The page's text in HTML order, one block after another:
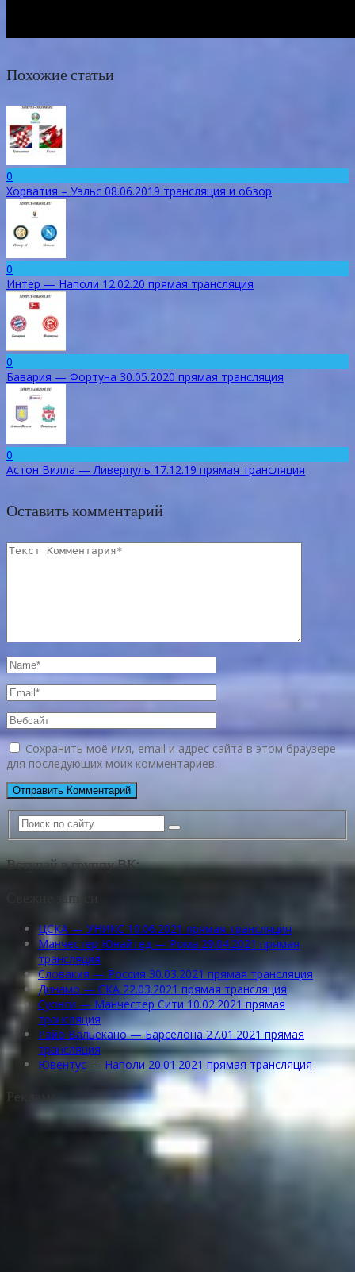
Похожие статьи
0
Хорватия – Уэльс 08.06.2019 трансляция и обзор
0
Интер — Наполи 12.02.20 прямая трансляция
0
Бавария — Фортуна 30.05.2020 прямая трансляция
0
Астон Вилла — Ливерпуль 17.12.19 прямая трансляция
Оставить комментарий
Сохранить моё имя, email и адрес сайта в этом браузере
для последующих моих комментариев.
Вступай в группу ВК:
Свежие записи
ЦСКА — УНИКС 10.06.2021 прямая трансляция
Манчестер Юнайтед — Рома 29.04.2021 прямая
трансляция
Словакия — Россия 30.03.2021 прямая трансляция
Динамо — СКА 22.03.2021 прямая трансляция
Суонси — Манчестер Сити 10.02.2021 прямая
трансляция
Райо Вальекано — Барселона 27.01.2021 прямая
трансляция
Ювентус — Наполи 20.01.2021 прямая трансляция
Реклама